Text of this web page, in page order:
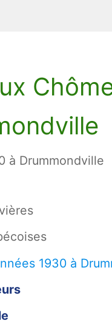
à Drummondville